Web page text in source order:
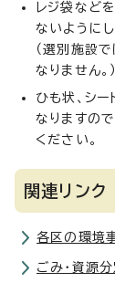
レジ袋など
ないようにし
（選別施設
なりません。）
ひも状、シ
なりますので
ください。
関連リンク
各区の環境
ごみ・資源